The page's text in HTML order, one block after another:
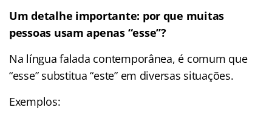
Um detalhe importante: por que muitas
pessoas usam apenas “esse”?
Na língua falada contemporânea, é comum que
“esse” substitua “este” em diversas situações.
Exemplos: